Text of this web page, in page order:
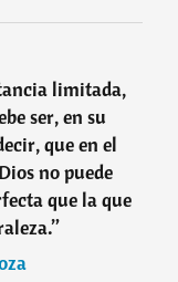
limitada,
ser, en su
que en el
no puede
que la que
”